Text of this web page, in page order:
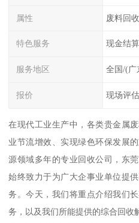
属性 废料回收
特色服务 现金结
服务地区 全国/(广
报价 现场评
在现代工业生产中，各类贵金属
业节流增效、实现绿色环保发展
源领域多年的专业回收公司，东
始终致力于为广大企事业单位提
务。今天，我们将重点介绍我们
务，以及我们所能提供的综合回收